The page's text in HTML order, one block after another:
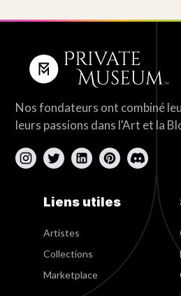
Nos fondateurs ont combiné
leurs passions dans l'Art et la
Liens utiles
Artistes
Collections
Marketplace